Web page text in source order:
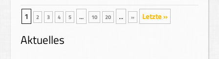
1 2 3 4 5 ... 10 20 ... » Letzte »
Aktuelles